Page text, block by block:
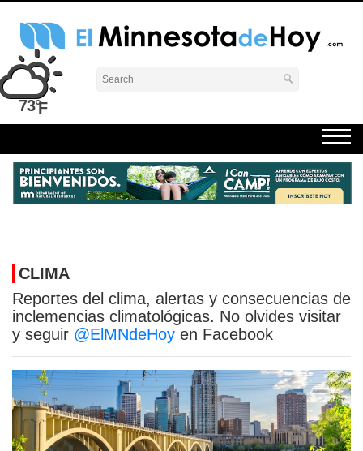
Skip
content
El Minnesota de Hoy Noticias
Latino Noticias Minnesota News
73°
CLIMA
Reportes del clima, alertas y consecuencias de
inclemencias climatológicas. No olvides visitar
y seguir @ElMNdeHoy en Facebook